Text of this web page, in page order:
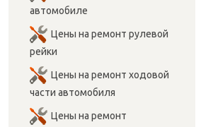
автомобиле
Цены на ремонт рулевой
рейки
Цены на ремонт ходовой
части автомобиля
Цены на ремонт